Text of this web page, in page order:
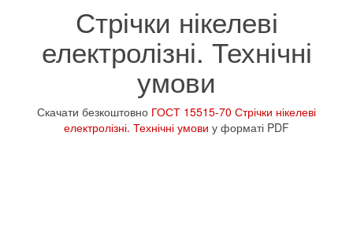
Стрічки нікелеві
електролізні. Технічні
умови
Скачати безкоштовно ГОСТ 15515-70 Стрічки нікелеві
електролізні. Технічні умови у форматі PDF